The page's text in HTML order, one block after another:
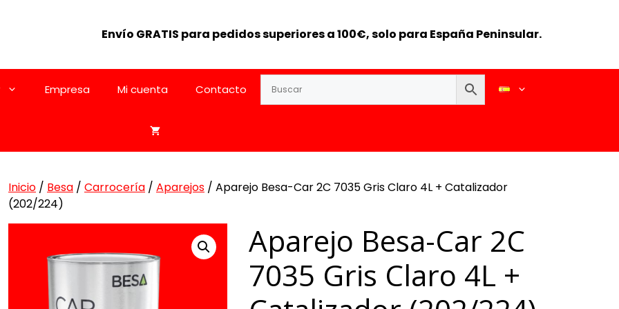
Envío GRATIS para pedidos superiores a 100€, solo para España Peninsular.
Empresa Mi cuenta Contacto
Inicio / Besa / Carrocería / Aparejos / Aparejo Besa-Car 2C 7035 Gris Claro 4L + Catalizador
(202/224)
Aparejo Besa-Car 2C
7035 Gris Claro 4L +